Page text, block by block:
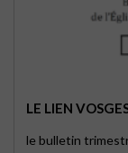
LE LIEN
le bulletin